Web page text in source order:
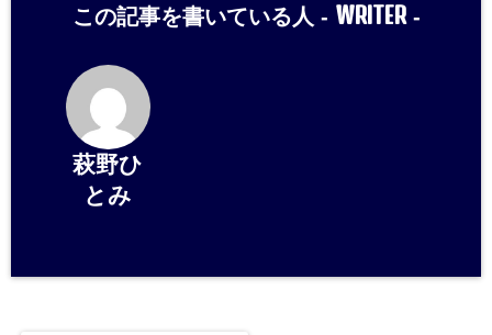
この記事を書いている人 - WRITER-
萩野ひ
とみ